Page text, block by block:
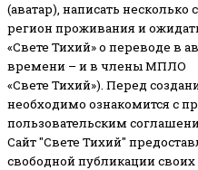
(аватар), написать несколько
регион проживания и
«Свете Тихий» о переводе в
времени – и в члены МПЛО
«Свете Тихий»). Перед
необходимо ознакомится с
пользовательским
Сайт "Свете Тихий"
свободной публикации